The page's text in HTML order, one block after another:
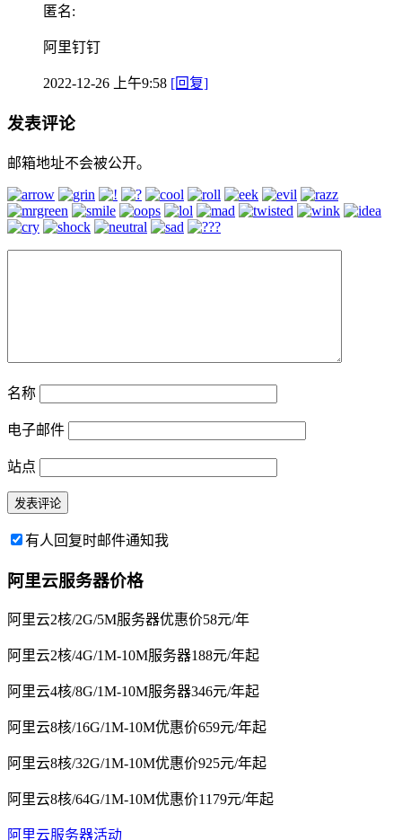
匿名:
阿里钉钉
2022-12-26 上午9:58 [回复]
发表评论
邮箱地址不会被公开。
名称
电子邮件
站点
有人回复时邮件通知我
阿里云服务器价格
阿里云2核/2G/5M服务器优惠价58元/年
阿里云2核/4G/1M-10M服务器188元/年起
阿里云4核/8G/1M-10M服务器346元/年起
阿里云8核/16G/1M-10M优惠价659元/年起
阿里云8核/32G/1M-10M优惠价925元/年起
阿里云8核/64G/1M-10M优惠价1179元/年起
阿里云服务器活动